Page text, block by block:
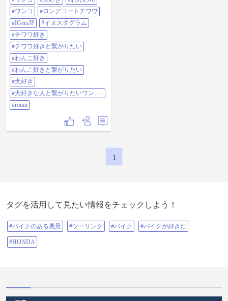
い#ronin
#ワンコ
#ロングコートチワワ
#IGersJP
#イヌスタグラム
#チワワ好き
#チワワ好きと繋がりたい
#わんこ好き
#わんこ好きと繋がりたい
#犬好き
#犬好きな人と繋がりたいワンコ
好きな人と繋がりたい
#ronin
1
タグを活用して見たい情報をチェックしよう！
#バイクのある風景 #ツーリング #バイク #バイクが好きだ
#HONDA